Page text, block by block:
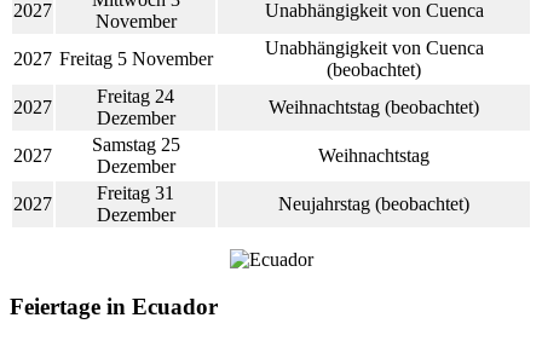
2027
November
Unabhängigkeit von Cuenca
2027 Freitag 5 November
Unabhängigkeit von Cuenca
(beobachtet)
2027
Freitag 24
Dezember
Weihnachtstag (beobachtet)
2027
Samstag 25
Dezember
Weihnachtstag
2027
Freitag 31
Dezember
Neujahrstag (beobachtet)
Feiertage in Ecuador